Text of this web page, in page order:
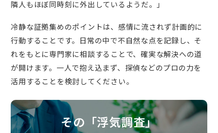
隣人もほぼ同時刻に外出しているようだ。」
冷静な証拠集めのポイントは、感情に流されず計画的に
行動することです。日常の中で不自然な点を記録し、そ
れをもとに専門家に相談することで、確実な解決への道
が開けます。一人で抱え込まず、探偵などのプロの力を
活用することを検討してください。
その「浮気調査」